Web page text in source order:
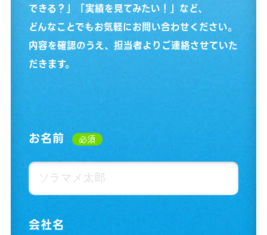
できる？」「実績を見てみたい！」など、
どんなことでもお気軽にお問い合わせください。
内容を確認のうえ、担当者よりご連絡させていた
だきます。
お名前 必須
会社名